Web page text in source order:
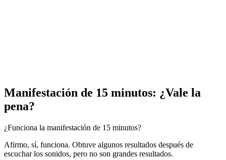
Manifestación de 15 minutos: ¿Vale la
pena?
¿Funciona la manifestación de 15 minutos?
Afirmo, sí, funciona. Obtuve algunos resultados después de
escuchar los sonidos, pero no son grandes resultados.